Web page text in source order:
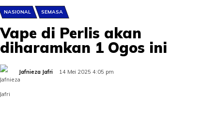
NASIONAL SEMASA
Vape di Perlis akan
diharamkan 1 Ogos ini
Jafnieza Jafri 14 Mei 2025 4:05 pm